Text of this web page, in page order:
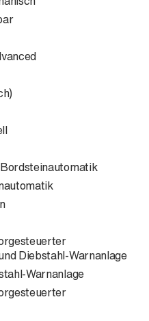
Diebstahl-Warnanlage
Warnanlage